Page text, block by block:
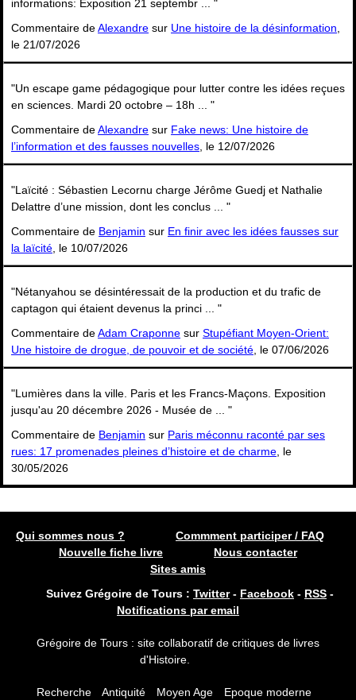
informations: Exposition 21 septembr ... "
Commentaire deAlexandre sur Une histoire de la désinformation
le 21/07/2026
"Un escape game pédagogique pour lutter contre les idées reçues
en sciences. Mardi 20 octobre – 18h ... "
Commentaire deAlexandre sur Fake news: Une histoire de
l’information et des fausses nouvelles , le 12/07/2026
"Laïcité : Sébastien Lecornu charge Jérôme Guedj et Nathalie
Delattre d’une mission, dont les conclus ... "
Commentaire de Benjamin sur En finir avec les idées fausses sur
la laïcité , le 10/07/2026
"Nétanyahou se désintéressait de la production et du trafic de
captagon qui étaient devenus la princi ... "
Commentaire deAdam Craponne sur Stupéfiant Moyen-Orient:
Une histoire de drogue, de pouvoir et de société , le 07/06/2026
"Lumières dans la ville. Paris et les Francs-Maçons. Exposition
jusqu'au 20 décembre 2026 - Musée de ... "
Commentaire de Benjamin sur Paris méconnu raconté par ses
rues: 17 promenades pleines d’histoire et de charme , le
30/05/2026
Qui sommes nous ?
Commment participer / FAQ
Nouvelle fiche livre
Nous contacter
Sites amis
Suivez Grégoire de Tours : Twitter- Facebook - RSS -
Notifications par email
Grégoire de Tours : site collaboratif de critiques de livres
d'Histoire.
Recherche Antiquité Moyen Age Epoque moderne